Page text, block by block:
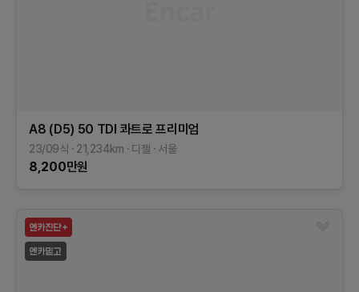
A8 (D5) 50 TDI 콰트로 프리미엄
23/09식 21,234km 디젤 서울
8,200만원